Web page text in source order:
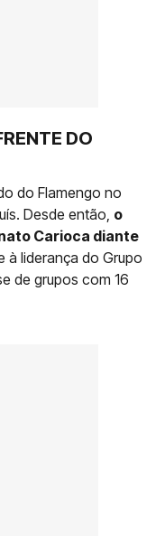
DO
do Flamengo no
Desde então, o
Carioca diante
à liderança do Grupo
de grupos com 16